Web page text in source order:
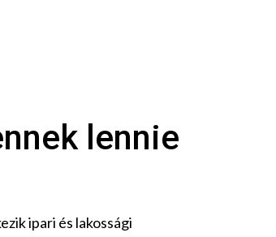
lennie
ipari és lakossági